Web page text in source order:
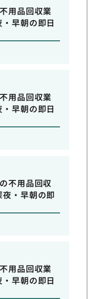
用品回収業
早朝の即日
用品回収業
早朝の即日
不用品回収
・早朝の即
用品回収業
早朝の即日